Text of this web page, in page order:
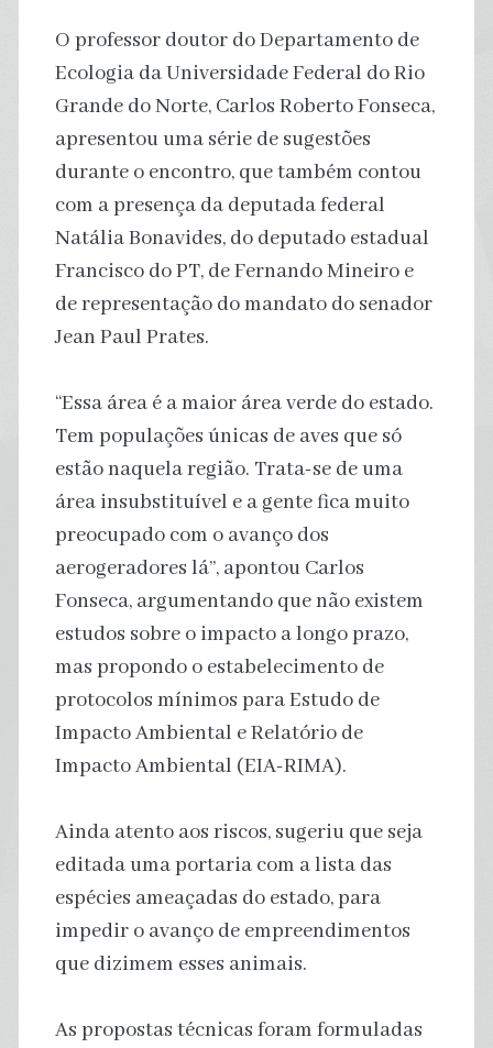
O professor doutor do Departamento de
Ecologia da Universidade Federal do Rio
Grande do Norte, Carlos Roberto Fonseca,
apresentou uma série de sugestões
durante o encontro, que também contou
com a presença da deputada federal
Natália Bonavides, do deputado estadual
Francisco do PT, de Fernando Mineiro e
de representação do mandato do senador
Jean Paul Prates.
“Essa área é a maior área verde do estado.
Tem populações únicas de aves que só
estão naquela região. Trata-se de uma
área insubstituível e a gente fica muito
preocupado com o avanço dos
aerogeradores lá”, apontou Carlos
Fonseca, argumentando que não existem
estudos sobre o impacto a longo prazo,
mas propondo o estabelecimento de
protocolos mínimos para Estudo de
Impacto Ambiental e Relatório de
Impacto Ambiental (EIA-RIMA).
Ainda atento aos riscos, sugeriu que seja
editada uma portaria com a lista das
espécies ameaçadas do estado, para
impedir o avanço de empreendimentos
que dizimem esses animais.
As propostas técnicas foram formuladas